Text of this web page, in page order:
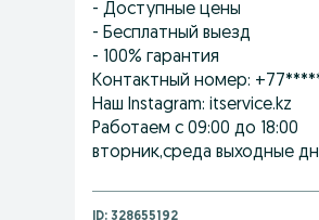
- Доступные цены
- Бесплатный выезд
- 100% гарантия
Контактный номер:
Наш Instagram: itservice.kz
Работаем с 09:00 до 18:00
вторник,среда выходные
ID: 328655192